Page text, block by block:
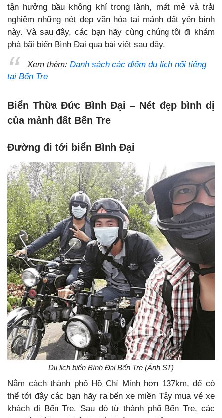
tận hưởng bầu không khí trong lành, mát mẻ và trải
nghiệm những nét đẹp văn hóa tại mảnh đất yên bình
này. Và sau đây, các bạn hãy cùng chúng tôi đi khám
phá bãi biển Bình Đại qua bài viết sau đây.
Xem thêm: Danh sách các điểm du lịch nổi tiếng
tại Bến Tre
Biển Thừa Đức Bình Đại – Nét đẹp bình dị
của mảnh đất Bến Tre
Đường đi tới biển Bình Đại
Du lịch biển Bình Đại Bến Tre (Ảnh ST)
Nằm cách thành phố Hồ Chí Minh hơn 137km, để có
thể tới đây các bạn hãy ra bến xe miền Tây mua vé xe
khách đi Bến Tre. Sau đó từ thành phố Bến Tre, các